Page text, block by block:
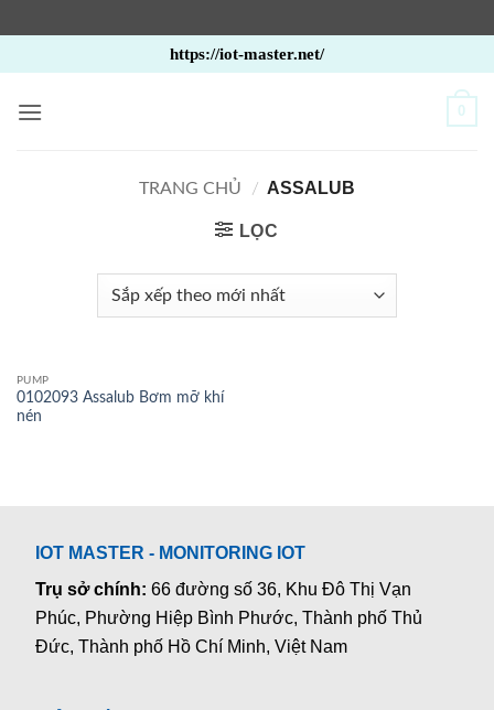
qua
nội
https://iot-master.net/
0
TRANG CHỦ / ASSALUB
LỌC
PUMP
0102093 Assalub Bơm mỡ khí
nén
IOT MASTER - MONITORING IOT
Trụ sở chính:66 đường số 36, Khu Đô Thị Vạn
Phúc, Phường Hiệp Bình Phước, Thành phố Thủ
Đức, Thành phố Hồ Chí Minh, Việt Nam